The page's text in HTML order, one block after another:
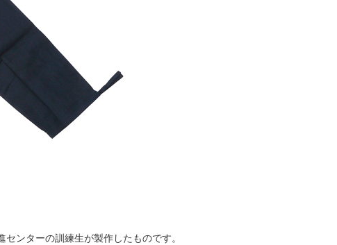
ンターの訓練生が製作したものです。